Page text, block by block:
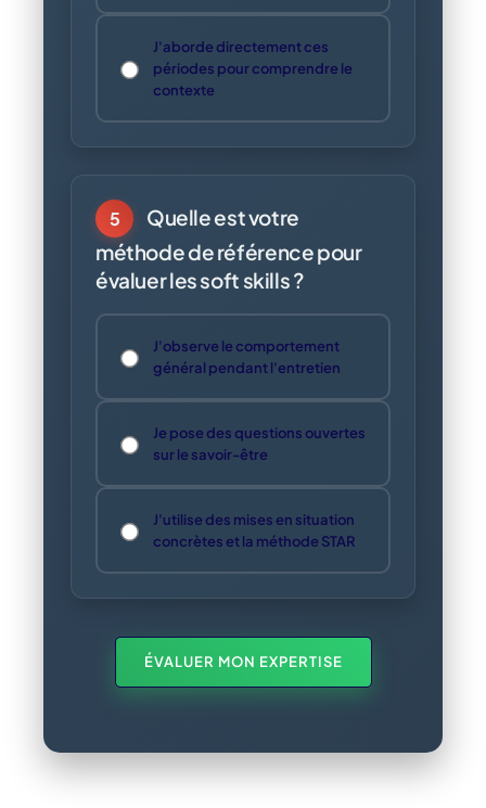
J'aborde directement ces
périodes pour comprendre le
contexte
5
Quelle est votre
méthode de référence pour
évaluer les soft skills ?
J'observe le comportement
général pendant l'entretien
Je pose des questions ouvertes
sur le savoir-être
J'utilise des mises en situation
concrètes et la méthode STAR
ÉVALUER MON EXPERTISE